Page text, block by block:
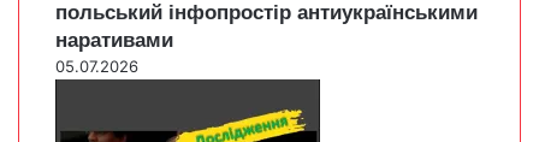
польський інфопростір антиукраїнськими
наративами
05.07.2026